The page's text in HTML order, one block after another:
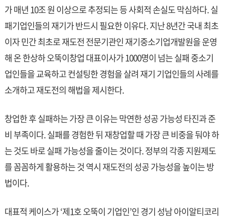
가 매년 10조 원 이상으로 추정되는 등 사회적 손실도 막심하다. 실
패기업인들의 재기가 반드시 필요한 이유다. 지난 8년간 국내 최초
이자 민간 최초로 재도전 전문기관인 재기중소기업개발원을 운영
해 온 한상하 오뚝이창업 대표이사가 1000명이 넘는 실패 중소기
업인들을 교육하고 컨설팅한 경험을 살려 재기 기업인들의 사례를
소개하고 재도전의 해법을 제시한다.
창업한 후 실패하는 가장 큰 이유는 막연한 성공 가능성 타진과 준
비 부족이다. 실패를 경험한 뒤 재창업할 때 가장 큰 비중을 둬야 하
는 것도 바로 실패 가능성을 줄이는 것이다. 정부의 각종 지원제도
를 꼼꼼하게 활용하는 것 역시 재도전의 성공 가능성을 높이는 방
법이다.
대표적 케이스가 ‘제1호 오뚝이 기업인’인 경기 성남 아이알티코리